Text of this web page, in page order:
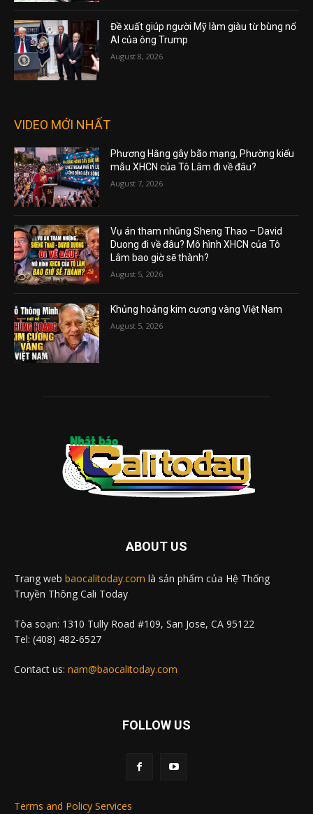
Đề xuất giúp người Mỹ làm giàu từ bùng nổ
AI của ông Trump
August 8, 2026
VIDEO MỚI NHẤT
Phương Hằng gây bão mạng, Phường kiểu
mẫu XHCN của Tô Lâm đi về đâu?
August 7, 2026
Vụ án tham nhũng Sheng Thao – David
Duong đi về đâu? Mô hình XHCN của Tô
Lâm bao giờ sẽ thành?
August 5, 2026
Khủng hoảng kim cương vàng Việt Nam
August 5, 2026
ABOUT US
Trang web baocalitoday.com là sản phẩm của Hệ Thống
Truyền Thông Cali Today
Tòa soạn: 1310 Tully Road #109, San Jose, CA 95122
Tel: (408) 482-6527
Contact us: nam@baocalitoday.com
FOLLOW US
Terms and Policy Services